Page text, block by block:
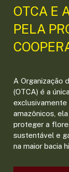
OTCA E
PELA
A Organização
(OTCA) é a
exclusivamente
amazônicos,
proteger a
sustentável e
na maior bacia